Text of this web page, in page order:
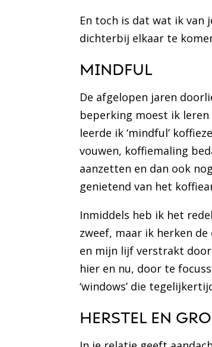
En toch is dat wat ik van
dichterbij elkaar te
MINDFUL
De afgelopen jaren
beperking moest ik
leerde ik ‘mindful’
vouwen, koffiemaling
aanzetten en dan ook
genietend van het
Inmiddels heb ik het
zweef, maar ik herken
en mijn lijf verstrakt
hier en nu, door te
‘windows’ die
HERSTEL EN